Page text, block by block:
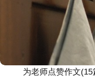
为老师点赞作文(15